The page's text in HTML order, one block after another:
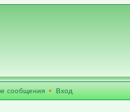
сообщения • Вход